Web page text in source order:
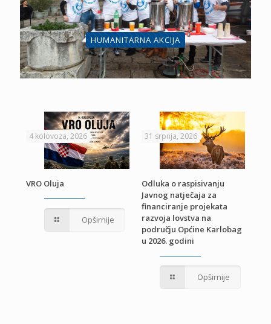
HUMANITARNA AKCIJA
4 kolovoza, 2026
VRO Oluja
Opširnije
31 srpnja, 2026
Odluka o raspisivanju
Javnog natječaja za
financiranje projekata
razvoja lovstva na
području Općine Karlobag
u 2026. godini
Opširnije